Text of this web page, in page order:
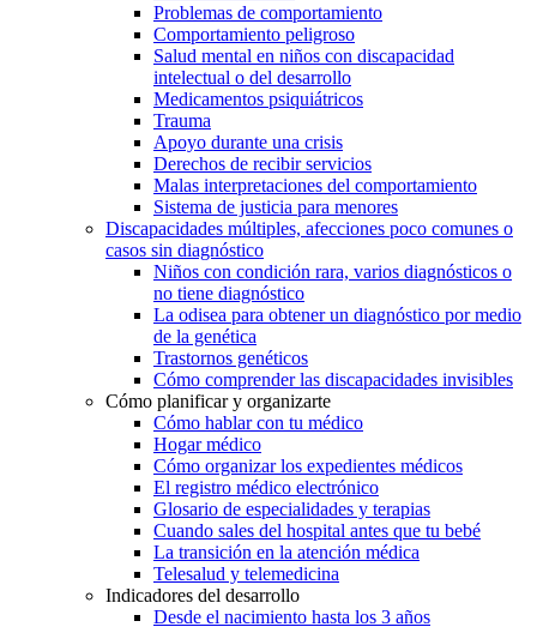
Problemas de comportamiento
Comportamiento peligroso
Salud mental en niños con discapacidad
intelectual o del desarrollo
Medicamentos psiquiátricos
Trauma
Apoyo durante una crisis
Derechos de recibir servicios
Malas interpretaciones del comportamiento
Sistema de justicia para menores
Discapacidades múltiples, afecciones poco comunes o
casos sin diagnóstico
Niños con condición rara, varios diagnósticos o
no tiene diagnóstico
La odisea para obtener un diagnóstico por medio
de la genética
Trastornos genéticos
Cómo comprender las discapacidades invisibles
Cómo planificar y organizarte
Cómo hablar con tu médico
Hogar médico
Cómo organizar los expedientes médicos
El registro médico electrónico
Glosario de especialidades y terapias
Cuando sales del hospital antes que tu bebé
La transición en la atención médica
Telesalud y telemedicina
Indicadores del desarrollo
Desde el nacimiento hasta los 3 años